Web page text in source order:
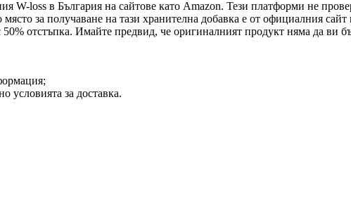
W-loss в България на сайтове като Amazon. Тези платформи не
за получаване на тази хранителна добавка е от официалния
отстъпка. Имайте предвид, че оригиналният продукт няма да ви
условията за доставка.